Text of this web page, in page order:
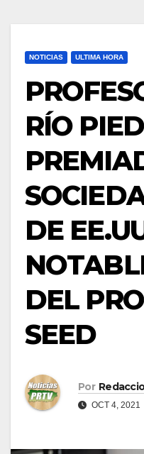
NOTICIAS ULTIMA HORA
RÍO
DE
DEL
SEED
Por
OCT 4, 2021